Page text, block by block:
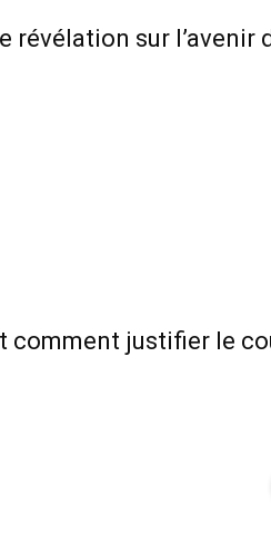
révélation sur l’avenir
comment justifier le